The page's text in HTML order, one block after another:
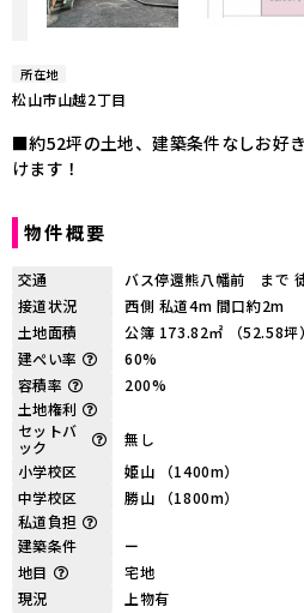
所在地
松山市山越2丁目
■約52坪の土地、建築条件なしお好
けます！
物件概要
交通
バス停還熊八幡前 まで
接道状況
西側 私道4m 間口約2m
土地面積
公簿 173.82㎡ （52.58坪）
建ぺい率
60%
容積率
200%
土地権利
セットバ
ック
無し
小学校区
姫山 （1400m）
中学校区
勝山 （1800m）
私道負担
建築条件
ー
地目
宅地
現況
上物有